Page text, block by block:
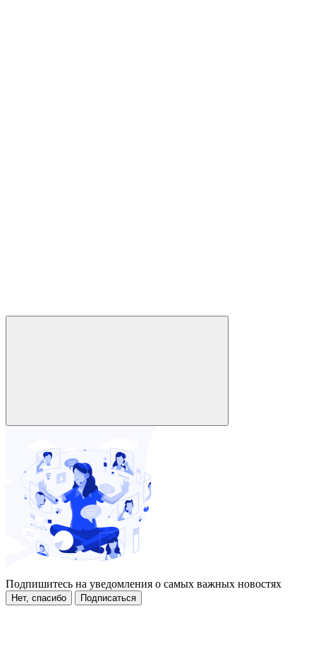
Подпишитесь на уведомления о самых важных новостях
Нет, спасибо Подписаться